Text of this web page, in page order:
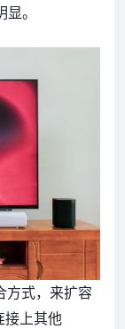
。
方式，来扩容
接上其他